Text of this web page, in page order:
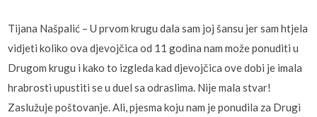
Tijana Našpalić – U prvom krugu dala sam joj šansu jer sam htjela
vidjeti koliko ova djevojčica od 11 godina nam može ponuditi u
Drugom krugu i kako to izgleda kad djevojčica ove dobi je imala
hrabrosti upustiti se u duel sa odraslima. Nije mala stvar!
Zaslužuje poštovanje. Ali, pjesma koju nam je ponudila za Drugi